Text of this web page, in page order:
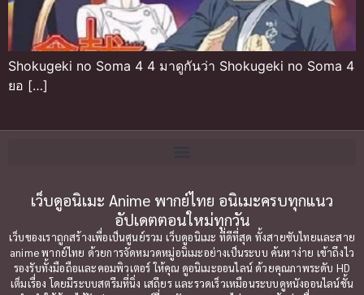
Shokugeki no Soma 4 4 มาดูกันว่า Shokugeki no Soma 4
ยอ […]
เว็บดูอนิเมะ Anime พากย์ไทย อนิเมะครบทุกแนว
อัปเดตตอนใหม่ทุกวัน
เว็บของเราถูกสร้างเพื่อเป็นศูนย์รวม เว็บดูอนิเมะ ที่ดีที่สุด ทั้งสายซับไทยและสาย
anime พากย์ไทย ด้วยการจัดหมวดหมู่อนิเมะอย่างเป็นระบบ ค้นหาง่าย เข้าถึงไว
รองรับทั้งมือถือและคอมพิวเตอร์ ให้คุณ ดูอนิเมะออนไลน์ ด้วยคุณภาพระดับ HD
เต็มเรื่อง โดยมีระบบสตรีมที่นิ่ง เสถียร และรวดเร็วเหมือนระบบดูหนังออนไลน์ชั้น